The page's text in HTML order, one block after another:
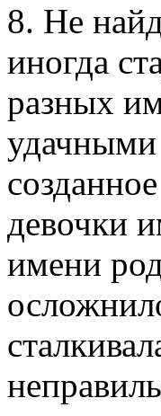
8. Не
иногда
разных
девочки
имени